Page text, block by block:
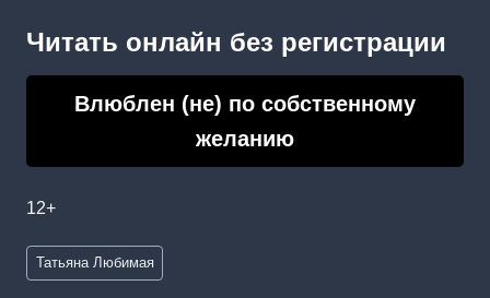
Читать онлайн без регистрации
Влюблен (не) по собственному
желанию
12+
Метки
записи:
Татьяна Любимая